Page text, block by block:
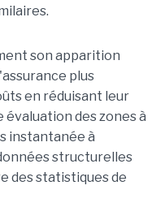
son apparition
plus
en réduisant leur
des zones à
instantanée à
structurelles
des statistiques de